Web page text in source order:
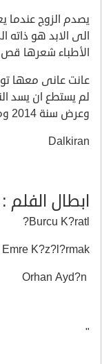
يصدم الزوج
الى الابد هو
الأطباء شعرها
عانت عانى معها
وعرض سنة 2014 ومن اخراج Biray
Dalkiran
ابطال الفلم :
Burcu K?ratl?
Emre K?z?l?rmak
"